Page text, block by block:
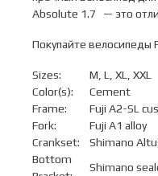
Absolute 1.7 — это
Покупайте велосипеды
Sizes:
M, L, XL, XXL
Color(s):
Cement
Frame:
Fuji A2-SL
Fork:
Fuji A1 alloy
Crankset:
Shimano
Bottom
Shimano